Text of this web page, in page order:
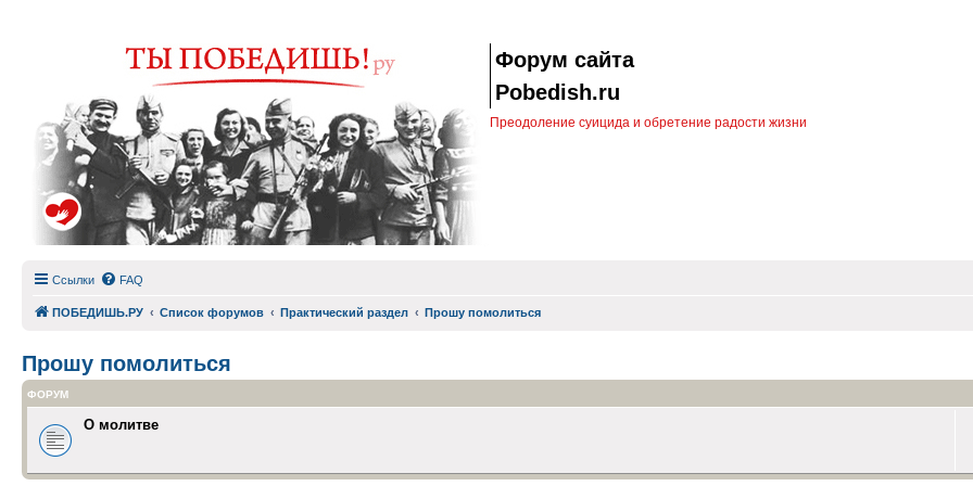
Форум сайта
Pobedish.ru
Преодоление суицида и обретение радости жизни
Ссылки FAQ
ПОБЕДИШЬ.РУ Список форумов Практический раздел Прошу помолиться
Прошу помолиться
ФОРУМ
О молитве